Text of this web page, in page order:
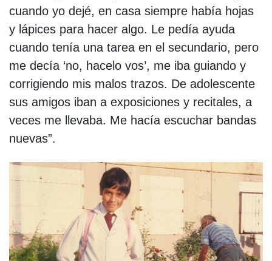
cuando yo dejé, en casa siempre había hojas
y lápices para hacer algo. Le pedía ayuda
cuando tenía una tarea en el secundario, pero
me decía ‘no, hacelo vos’, me iba guiando y
corrigiendo mis malos trazos. De adolescente
sus amigos iban a exposiciones y recitales, a
veces me llevaba. Me hacía escuchar bandas
nuevas”.